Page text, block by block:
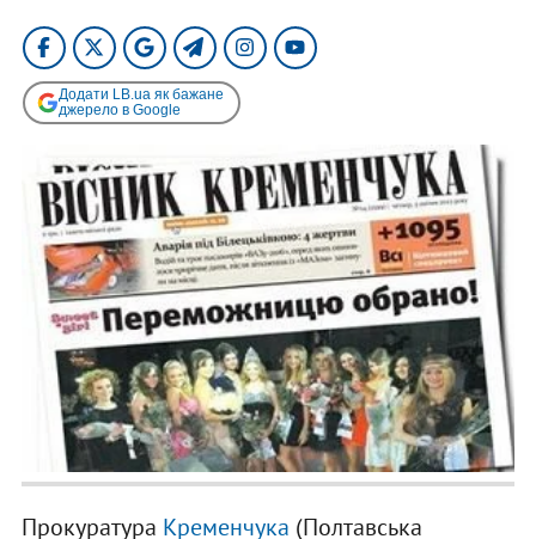
Додати LB.ua як бажане
джерело в Google
Прокуратура Кременчука (Полтавська